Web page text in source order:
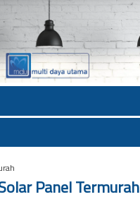
Panel Termurah